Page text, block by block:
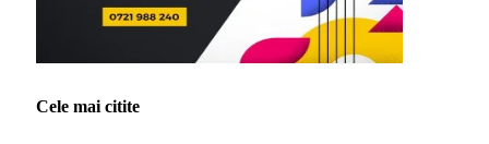
Cele mai citite